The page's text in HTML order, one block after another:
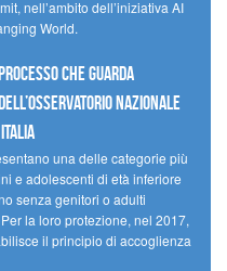
nell’ambito dell’iniziativa AI
World.
che guarda
Nazionale
Italia
una delle categorie più
e adolescenti di età inferiore
senza genitori o adulti
la loro protezione, nel 2017,
il principio di accoglienza